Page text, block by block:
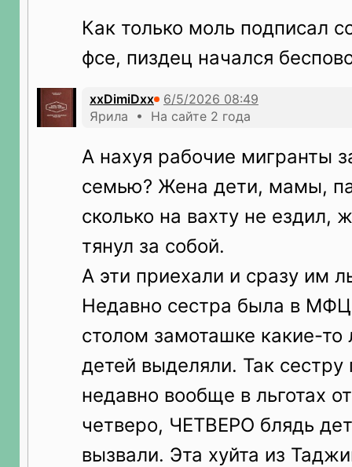
Как только моль подписал
фсе, пиздец начался
xxDimiDxx
Ярила • На сайте 2 года
А нахуя рабочие мигранты
семью? Жена дети, мамы,
сколько на вахту не ездил,
тянул за собой.
А эти приехали и сразу им
Недавно сестра была в
столом замоташке какие-то
детей выделяли. Так сестру
недавно вообще в льготах
четверо, ЧЕТВЕРО блядь
вызвали. Эта хуйта из